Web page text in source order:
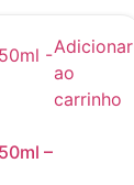
–
Adicionar
ao
carrinho